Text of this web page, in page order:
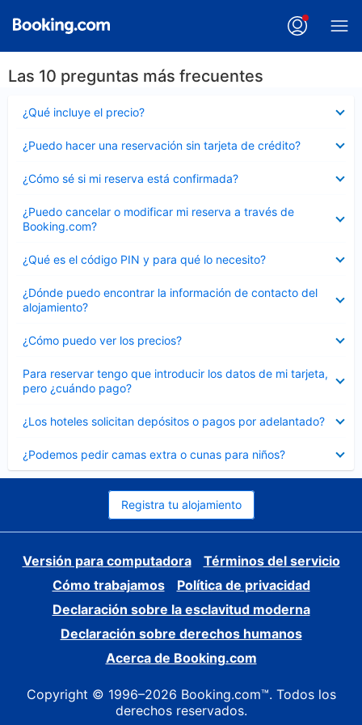
Las 10 preguntas más frecuentes
¿Qué incluye el precio?
cerrado
¿Puedo hacer una reservación sin tarjeta de crédito?
cerrado
¿Cómo sé si mi reserva está confirmada?
cerrado
¿Puedo cancelar o modificar mi reserva a través de
Booking.com?
cerrado
¿Qué es el código PIN y para qué lo necesito?
cerrado
¿Dónde puedo encontrar la información de contacto del
alojamiento?
cerrado
¿Cómo puedo ver los precios?
cerrado
Para reservar tengo que introducir los datos de mi tarjeta,
pero ¿cuándo pago?
cerrado
¿Los hoteles solicitan depósitos o pagos por adelantado?
cerrado
¿Podemos pedir camas extra o cunas para niños?
cerrado
Registra tu alojamiento
Versión para computadora
Términos del servicio
Cómo trabajamos
Política de privacidad
Declaración sobre la esclavitud moderna
Declaración sobre derechos humanos
Acerca de Booking.com
Copyright © 1996–2026 Booking.com™. Todos los
derechos reservados.